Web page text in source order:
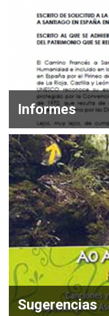
Informes
Sugerencias